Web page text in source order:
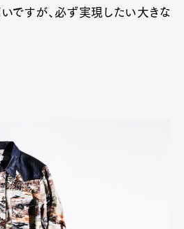
いですが、必ず実現したい大きな